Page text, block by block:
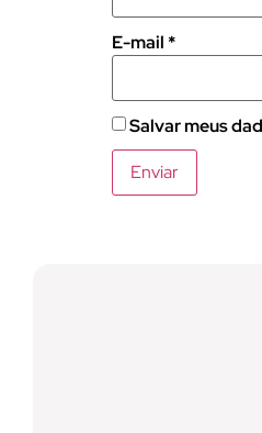
E-mail *
Salvar meus